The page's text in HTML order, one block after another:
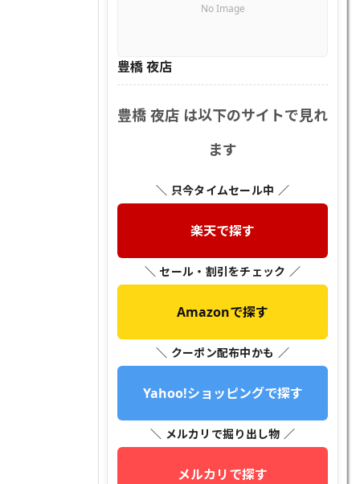
No Image
豊橋 夜店
豊橋 夜店 は以下のサイトで見れ
ます
＼ 只今タイムセール中 ／
楽天で探す
＼ セール・割引をチェック ／
Amazonで探す
＼ クーポン配布中かも ／
Yahoo!ショッピングで探す
＼ メルカリで掘り出し物 ／
メルカリで探す